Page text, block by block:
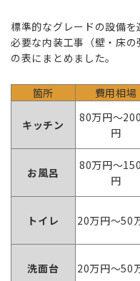
標準的なグレードの設備を
必要な内装工事（壁・床
の表にまとめました。
箇所 費用相場
キッチン
80万円〜
円
お風呂
80万円〜
円
トイレ 20万円〜50
洗面台 20万円〜50